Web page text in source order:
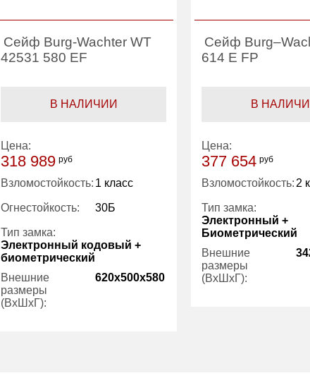
Сейф Burg-Wachter WT
42531 580 EF
В НАЛИЧИИ
Цена:
318 989 руб
Взломостойкость: 1 класс
Огнестойкость: 30Б
Тип замка:
Электронный кодовый +
биометрический
Внешние
размеры
(ВхШхГ):
620x500x580
Сейф
614 E FP
В
Цена:
377 654 руб
Взломостойкость: 2
Тип замка:
Электронный +
Биометрический
Внешние
размеры
(ВхШхГ):